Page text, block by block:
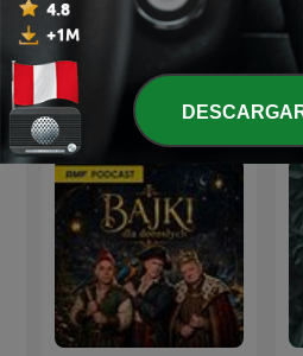
Roblox
Más podcasts